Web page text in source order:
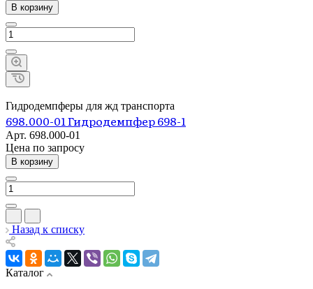
В корзину
Гидродемпферы для жд транспорта
698.000-01 Гидродемпфер 698-1
Арт. 698.000-01
Цена по запросу
В корзину
Назад к списку
Каталог